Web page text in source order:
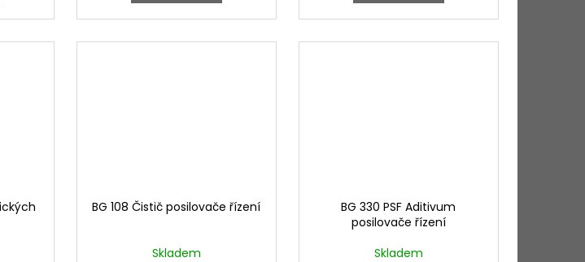
BG 108 Čistič posilovače řízení
Skladem
BG 330 PSF Aditivum
posilovače řízení
Skladem